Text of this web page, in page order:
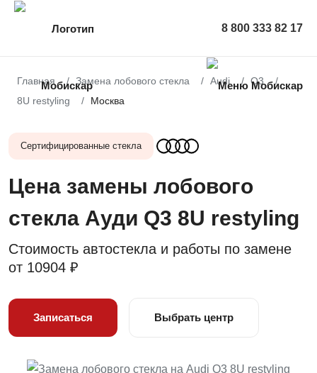
8 800 333 82 17
Главная Замена лобового стекла Audi
Q3
8U restyling
Москва
Сертифицированные стекла
Цена замены лобового
стекла Ауди Q3 8U restyling
Стоимость автостекла и работы по замене
от 10904 ₽
Записаться Выбрать центр